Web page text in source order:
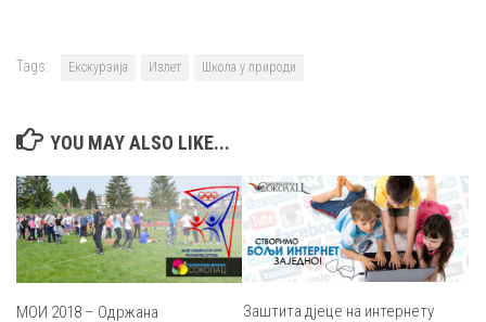
Tags: Екскурзија Излет Школа у природи
YOU MAY ALSO LIKE...
МОИ 2018 – Одржана Заштита дјеце на интернету